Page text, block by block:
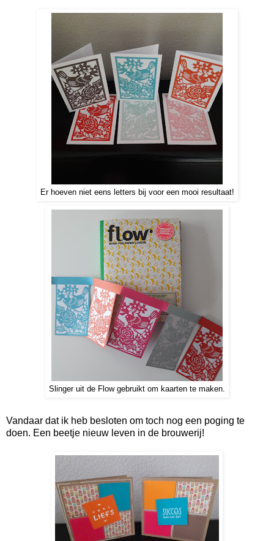
Er hoeven niet eens letters bij voor een mooi resultaat!
Slinger uit de Flow gebruikt om kaarten te maken.
Vandaar dat ik heb besloten om toch nog een poging te
doen. Een beetje nieuw leven in de brouwerij!